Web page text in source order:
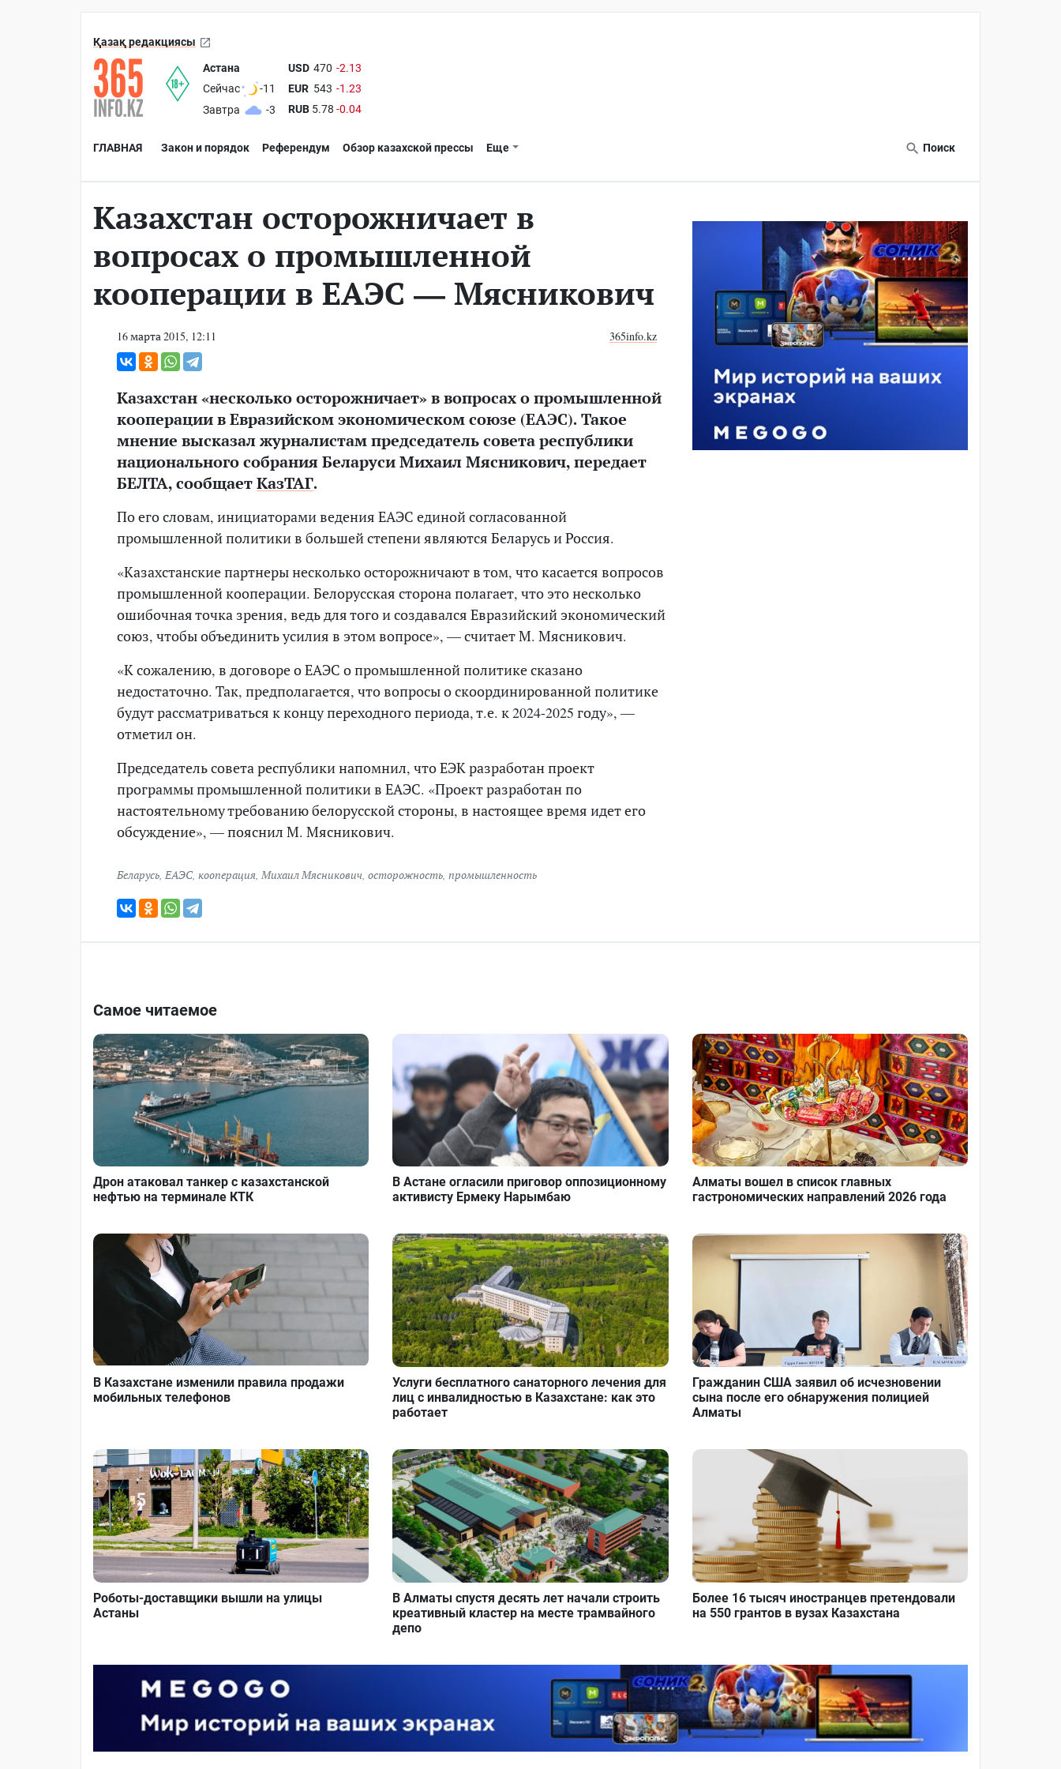
Қазақ редакциясы
Астана
Сейчас
-11
Завтра
-3
USD 470 -2.13
EUR 543 -1.23
RUB 5.78 -0.04
ГЛАВНАЯ Закон и порядок Референдум Обзор казахской прессы Еще Поиск
Казахстан осторожничает в
вопросах о промышленной
кооперации в ЕАЭС — Мясникович
16 марта 2015, 12:11 365info.kz
Казахстан «несколько осторожничает» в вопросах о промышленной
кооперации в Евразийском экономическом союзе (ЕАЭС). Такое
мнение высказал журналистам председатель совета республики
национального собрания Беларуси Михаил Мясникович, передает
БЕЛТА, сообщаетКазТАГ.
По его словам, инициаторами ведения ЕАЭС единой согласованной
промышленной политики в большей степени являются Беларусь и Россия.
«Казахстанские партнеры несколько осторожничают в том, что касается вопросов
промышленной кооперации. Белорусская сторона полагает, что это несколько
ошибочная точка зрения, ведь для того и создавался Евразийский экономический
союз, чтобы объединить усилия в этом вопросе», — считает М. Мясникович.
«К сожалению, в договоре о ЕАЭС о промышленной политике сказано
недостаточно. Так, предполагается, что вопросы о скоординированной политике
будут рассматриваться к концу переходного периода, т.е. к 2024-2025 году», —
отметил он.
Председатель совета республики напомнил, что ЕЭК разработан проект
программы промышленной политики в ЕАЭС. «Проект разработан по
настоятельному требованию белорусской стороны, в настоящее время идет его
обсуждение», — пояснил М. Мясникович.
Беларусь ЕАЭС, кооперация Михаил Мясникович осторожность промышленность
Самое читаемое
Дрон атаковал танкер с казахстанской
нефтью на терминале КТК
В Астане огласили приговор оппозиционному
активисту Ермеку Нарымбаю
Алматы вошел в список главных
гастрономических направлений 2026 года
В Казахстане изменили правила продажи
мобильных телефонов
Услуги бесплатного санаторного лечения для
лиц с инвалидностью в Казахстане: как это
работает
Гражданин США заявил об исчезновении
сына после его обнаружения полицией
Алматы
Роботы-доставщики вышли на улицы
Астаны
В Алматы спустя десять лет начали строить
креативный кластер на месте трамвайного
депо
Более 16 тысяч иностранцев претендовали
на 550 грантов в вузах Казахстана